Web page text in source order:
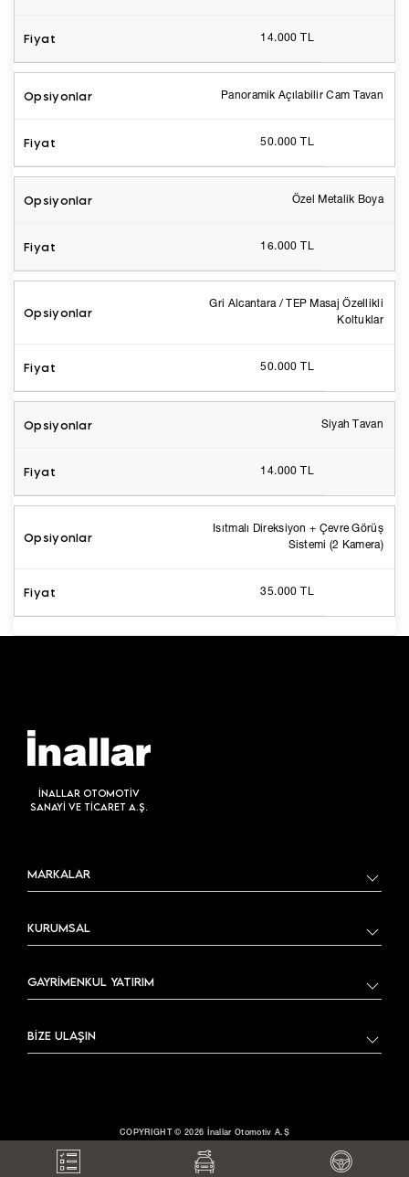
14.000 TL
Panoramik Açılabilir Cam Tavan
50.000 TL
Özel Metalik Boya
16.000 TL
Gri Alcantara / TEP Masaj Özellikli
Koltuklar
50.000 TL
Siyah Tavan
14.000 TL
Isıtmalı Direksiyon + Çevre Görüş
Sistemi (2 Kamera)
35.000 TL
İNALLAR OTOMOTİV
SANAYİ VE TİCARET A.Ş.
MARKALAR
KURUMSAL
GAYRİMENKUL YATIRIM
BİZE ULAŞIN
COPYRIGHT © 2026 İnallar Otomotiv A.Ş